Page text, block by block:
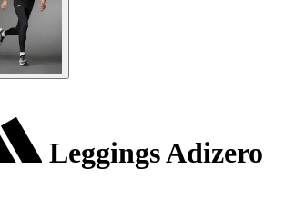
Leggings Adizero